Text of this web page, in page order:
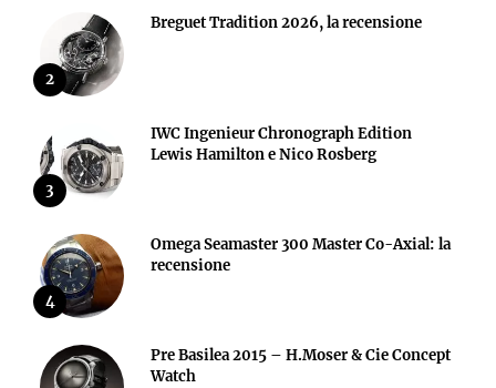
2
Breguet Tradition 2026, la recensione
3
IWC Ingenieur Chronograph Edition
Lewis Hamilton e Nico Rosberg
4
Omega Seamaster 300 Master Co-Axial: la
recensione
Pre Basilea 2015 – H.Moser & Cie Concept
Watch